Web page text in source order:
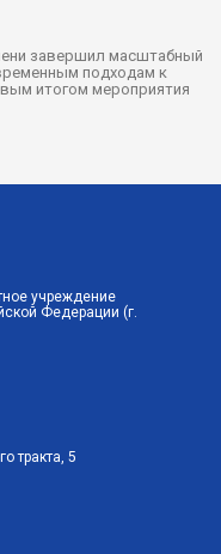
завершил масштабный
подходам к
итогом мероприятия
учреждение
Федерации (г.
тракта, 5